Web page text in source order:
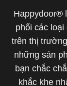
Happydoor®
phối các
trên thị
những sản
bạn chắc
khắc khe